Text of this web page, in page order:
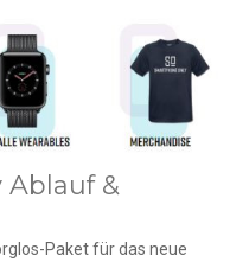
Ablauf &
Paket für das neue